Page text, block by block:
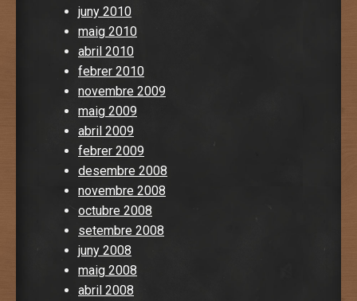
juny 2010
maig 2010
abril 2010
febrer 2010
novembre 2009
maig 2009
abril 2009
febrer 2009
desembre 2008
novembre 2008
octubre 2008
setembre 2008
juny 2008
maig 2008
abril 2008